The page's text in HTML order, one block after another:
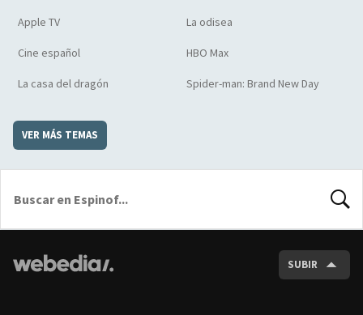
Apple TV La odisea
Cine español HBO Max
La casa del dragón Spider-man: Brand New Day
VER MÁS TEMAS
SUBIR